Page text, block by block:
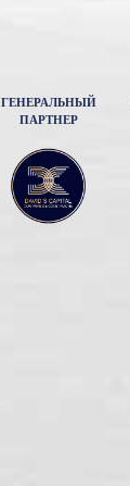
ГЕНЕРАЛЬНЫЙ
ПАРТНЕР